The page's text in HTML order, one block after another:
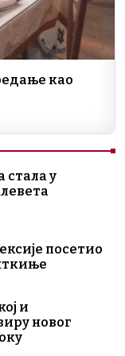
као
стала у
посетио
и
новог